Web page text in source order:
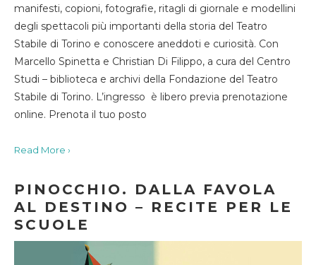
manifesti, copioni, fotografie, ritagli di giornale e modellini
degli spettacoli più importanti della storia del Teatro
Stabile di Torino e conoscere aneddoti e curiosità. Con
Marcello Spinetta e Christian Di Filippo, a cura del Centro
Studi – biblioteca e archivi della Fondazione del Teatro
Stabile di Torino. L’ingresso è libero previa prenotazione
online. Prenota il tuo posto
Read More ›
PINOCCHIO. DALLA FAVOLA
AL DESTINO – RECITE PER LE
SCUOLE